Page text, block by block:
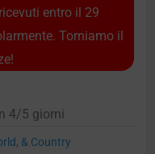
entro il 29
Torniamo il
4/5 giorni
& Country